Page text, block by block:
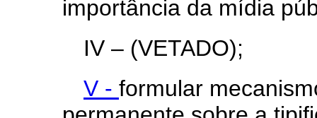
importância da mídia
IV – (VETADO);
V - formular